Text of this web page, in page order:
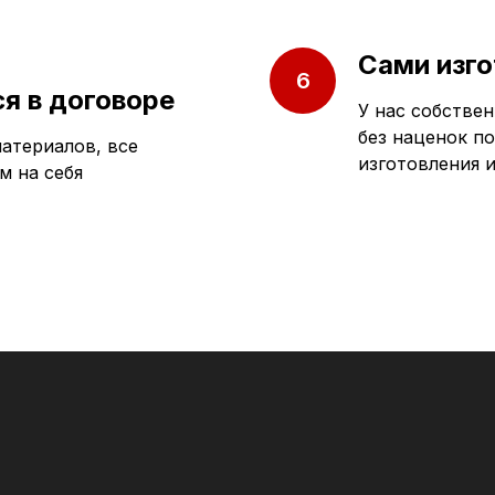
в договоре
все
на себя
Сами
У нас
без наценок
изготовления